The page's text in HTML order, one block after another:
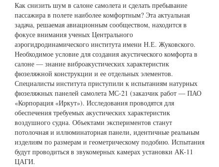
Как снизить шум в салоне самолета и сделать пребывание
пассажира в полете наиболее комфортным? Эта актуальная
задача, решаемая авиационным сообществом, находится в
фокусе внимания ученых Центрального
аэрогидродинамического института имени Н.Е. Жуковского.
Необходимое условие для создания акустического комфорта в
салоне — знание виброакустических характеристик
фюзеляжной конструкции и ее отдельных элементов.
Специалисты института приступили к испытаниям натурных
фюзеляжных панелей самолета МС-21 (заказчик работ — ПАО
«Корпорация «Иркут»). Исследования проводятся для
обеспечения требуемых акустических характеристик
воздушного судна. Объектами экспериментов станут
потолочная и иллюминаторная панели, идентичные реальным
изделиям по размерам и геометрическому подобию. Испытания
будут проводиться в звукомерных камерах установки АК-11
ЦАГИ.